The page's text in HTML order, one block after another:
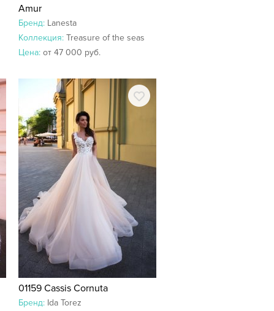
Amur
Бренд: Lanesta
Коллекция: Treasure of the seas
Цена: от 47 000 руб.
01159 Cassis Cornuta
Бренд: Ida Torez